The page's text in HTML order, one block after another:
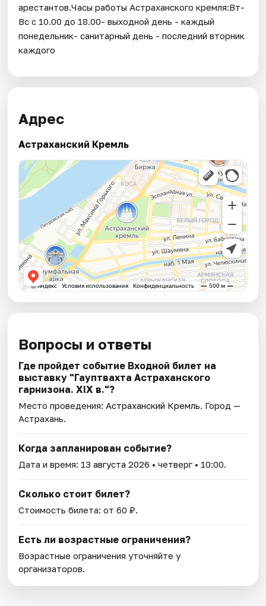
арестантов.Часы работы Астраханского кремля:Вт-
Вс с 10.00 до 18.00- выходной день - каждый
понедельник- санитарный день - последний вторник
каждого
Адрес
Астраханский Кремль
Вопросы и ответы
Где пройдет событие Входной билет на
выставку "Гауптвахта Астраханского
гарнизона. XIX в."?
Место проведения:Астраханский Кремль. Город —
Астрахань.
Когда запланирован событие?
Дата и время: 13 августа 2026 • четверг • 10:00.
Сколько стоит билет?
Стоимость билета: от 60 ₽.
Есть ли возрастные ограничения?
Возрастные ограничения уточняйте у
организаторов.